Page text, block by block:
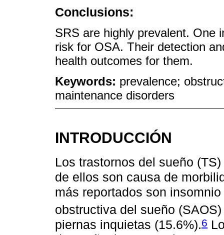
Conclusions:
SRS are highly prevalent. One
risk for OSA. Their detection
health outcomes for them.
Keywords: prevalence;
maintenance disorders
INTRODUCCIÓN
Los trastornos del sueño
de ellos son causa de
más reportados son
obstructiva del sueño
piernas inquietas (15.6%).6